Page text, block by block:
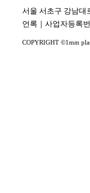
서울 서초구 강남대
언록｜사업자등록
COPYRIGHT ©1mm